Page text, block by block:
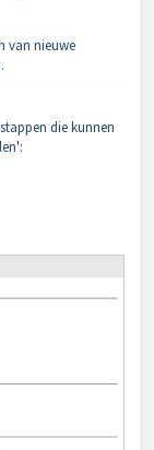
van nieuwe
.
die kunnen